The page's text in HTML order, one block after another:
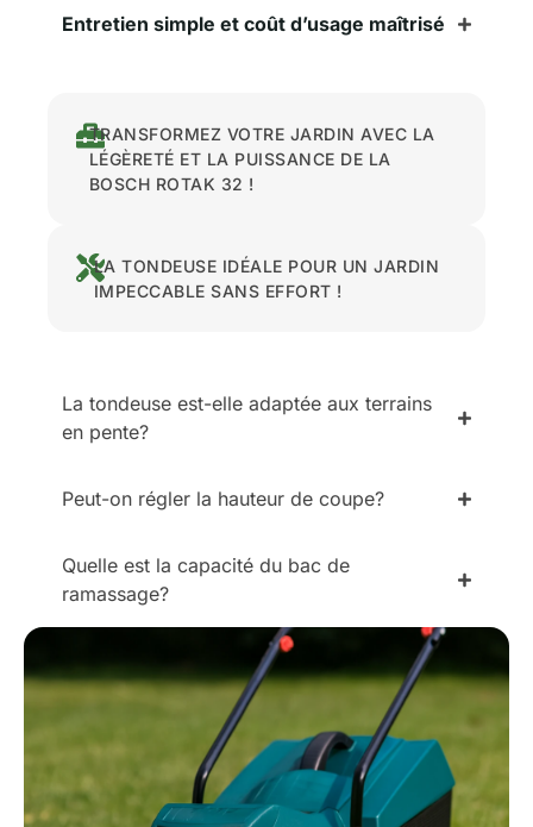
Entretien simple et coût d’usage maîtrisé
TRANSFORMEZ VOTRE JARDIN AVEC LA
LÉGÈRETÉ ET LA PUISSANCE DE LA
BOSCH ROTAK 32 !
LA TONDEUSE IDÉALE POUR UN JARDIN
IMPECCABLE SANS EFFORT !
La tondeuse est-elle adaptée aux terrains
en pente?
Peut-on régler la hauteur de coupe?
Quelle est la capacité du bac de
ramassage?